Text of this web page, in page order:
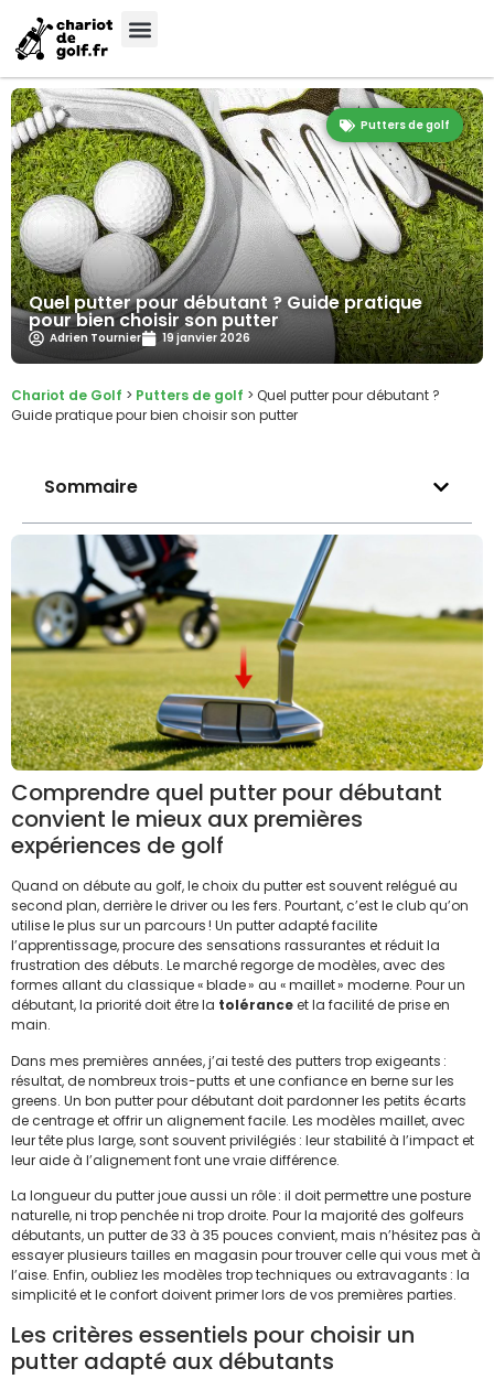
Putters de golf
Quel putter pour débutant ? Guide pratique
pour bien choisir son putter
Adrien Tournier 19 janvier 2026
Chariot de Golf > Putters de golf > Quel putter pour débutant ?
Guide pratique pour bien choisir son putter
Sommaire
Comprendre quel putter pour débutant
convient le mieux aux premières
expériences de golf
Quand on débute au golf, le choix du putter est souvent relégué au
second plan, derrière le driver ou les fers. Pourtant, c’est le club qu’on
utilise le plus sur un parcours ! Un putter adapté facilite
l’apprentissage, procure des sensations rassurantes et réduit la
frustration des débuts. Le marché regorge de modèles, avec des
formes allant du classique « blade » au « maillet » moderne. Pour un
débutant, la priorité doit être la toléranceet la facilité de prise en
main.
Dans mes premières années, j’ai testé des putters trop exigeants :
résultat, de nombreux trois-putts et une confiance en berne sur les
greens. Un bon putter pour débutant doit pardonner les petits écarts
de centrage et offrir un alignement facile. Les modèles maillet, avec
leur tête plus large, sont souvent privilégiés : leur stabilité à l’impact et
leur aide à l’alignement font une vraie différence.
La longueur du putter joue aussi un rôle : il doit permettre une posture
naturelle, ni trop penchée ni trop droite. Pour la majorité des golfeurs
débutants, un putter de 33 à 35 pouces convient, mais n’hésitez pas à
essayer plusieurs tailles en magasin pour trouver celle qui vous met à
l’aise. Enfin, oubliez les modèles trop techniques ou extravagants : la
simplicité et le confort doivent primer lors de vos premières parties.
Les critères essentiels pour choisir un
putter adapté aux débutants